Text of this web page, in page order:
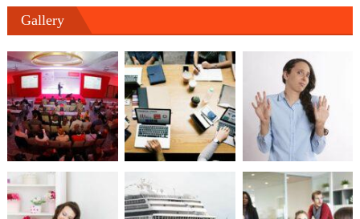
Gallery